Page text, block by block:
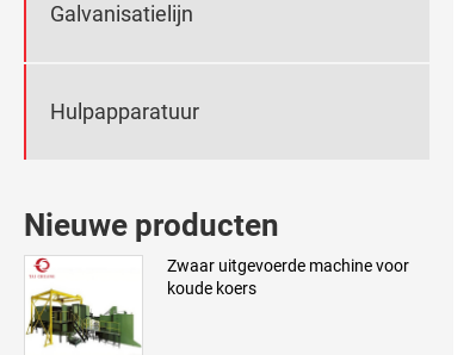
Galvanisatielijn
Hulpapparatuur
Nieuwe producten
Zwaar uitgevoerde machine voor
koude koers